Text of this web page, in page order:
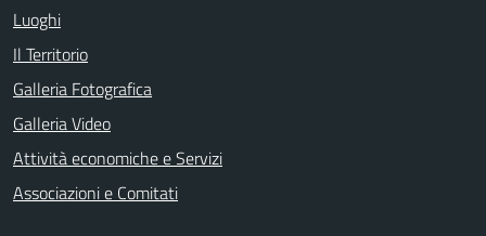
Luoghi
Il Territorio
Galleria Fotografica
Galleria Video
Attività economiche e Servizi
Associazioni e Comitati